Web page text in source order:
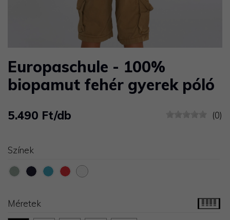
Europaschule - 100%
biopamut fehér gyerek póló
5.490 Ft/db (0)
Színek
Méretek